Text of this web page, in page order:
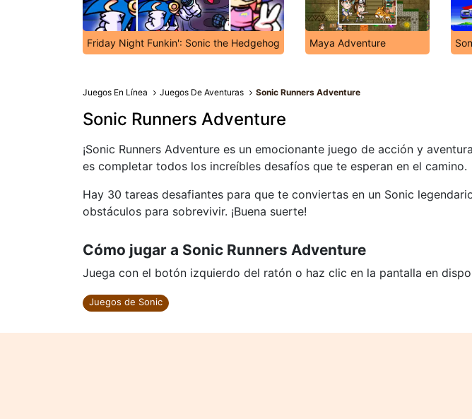
Friday Night Funkin': Sonic the Hedgehog Maya Adventure
Juegos En Línea Juegos De Aventuras Sonic Runners Adventure
Sonic Runners Adventure
¡Sonic Runners Adventure es un emocionante juego de acción y
es completar todos los increíbles desafíos que te esperan en el camino.
Hay 30 tareas desafiantes para que te conviertas en un Sonic
obstáculos para sobrevivir. ¡Buena suerte!
Cómo jugar a Sonic Runners Adventure
Juega con el botón izquierdo del ratón o haz clic en la pantalla en
Juegos de Sonic